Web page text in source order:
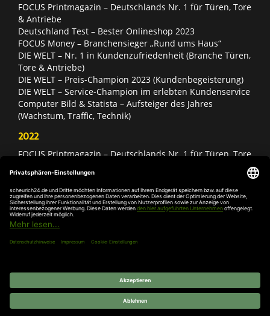
FOCUS Printmagazin – Deutschlands Nr. 1 für Türen, Tore
& Antriebe
Deutschland Test – Bester Onlineshop 2023
FOCUS Money – Branchensieger „Rund ums Haus“
DIE WELT – Nr. 1 in Kundenzufriedenheit (Branche Türen,
Tore & Antriebe)
DIE WELT – Preis-Champion 2023 (Kundenbegeisterung)
DIE WELT – Service-Champion im erlebten Kundenservice
Computer Bild & Statista – Aufsteiger des Jahres
(Wachstum, Traffic, Technik)
2022
FOCUS Printmagazin – Deutschlands Nr. 1 für Türen, Tore
Deutschland Test – Bester Onlineshop 2022
FOCUS Money – Branchensieger „Rund ums Haus“
DIE WELT – Service-Champion im erlebten Kundenservice
DIE WELT – Branchengewinner Gold-Rang (Türen, Tore &
Antriebe)